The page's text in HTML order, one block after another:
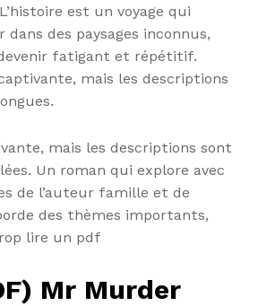
est un voyage qui
des paysages inconnus,
fatigant et répétitif.
mais les descriptions
mais les descriptions sont
Un roman qui explore avec
de l’auteur famille et de
des thèmes importants,
lire un pdf
Mr Murder